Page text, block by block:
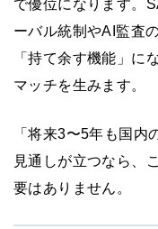
で優位になります。
ーバル統制やAI監査
「持て余す機能」に
マッチを生みます。
「将来3〜5年も国内
見通しが立つなら、
要はありません。